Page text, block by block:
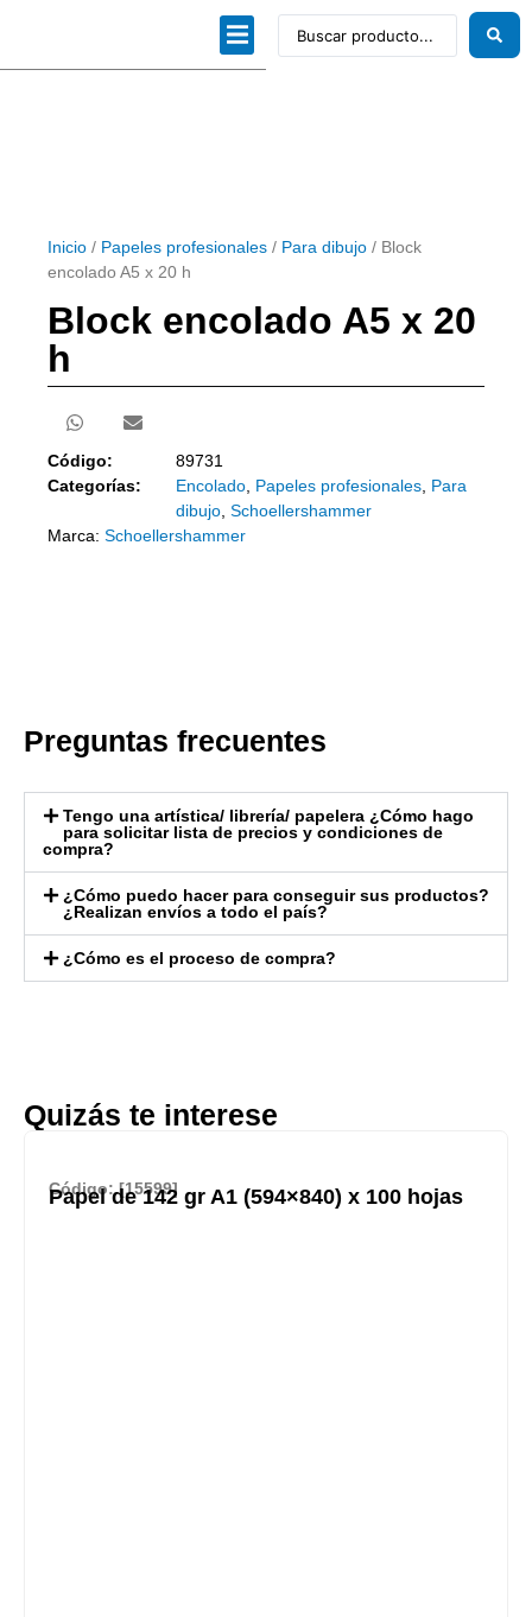
Inicio / Papeles profesionales / Para dibujo / Block
encolado A5 x 20 h
Block encolado A5 x 20
h
Código:
89731
Categorías:
Encolado Papeles profesionales Para
dibujo Schoellershammer
Marca: Schoellershammer
Preguntas frecuentes
Tengo una artística/ librería/ papelera ¿Cómo hago
para solicitar lista de precios y condiciones de
compra?
¿Cómo puedo hacer para conseguir sus productos?
¿Realizan envíos a todo el país?
¿Cómo es el proceso de compra?
Quizás te interese
Código: [15599]
Papel de 142 gr A1 (594×840) x 100 hojas